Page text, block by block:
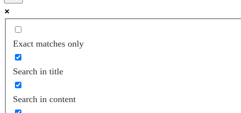
Exact matches only
Search in title
Search in content